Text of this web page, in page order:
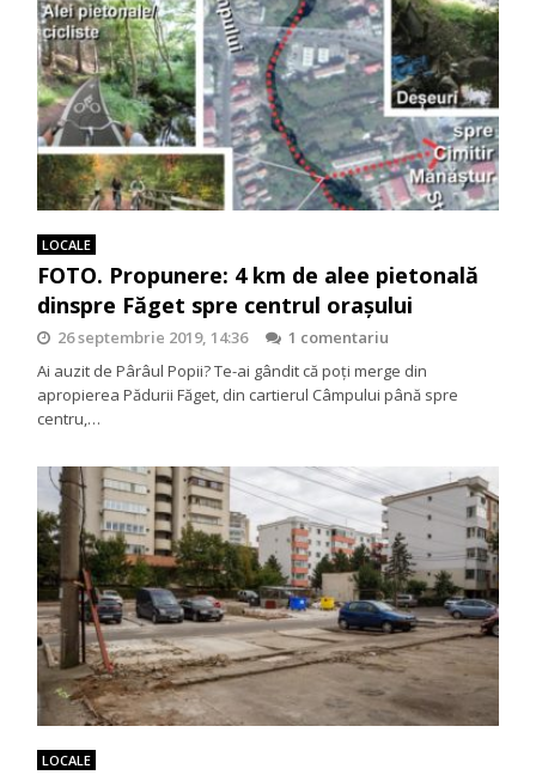
LOCALE
FOTO. Propunere: 4 km de alee pietonală
dinspre Făget spre centrul orașului
26 septembrie 2019, 14:36
1 comentariu
Ai auzit de Pârâul Popii? Te-ai gândit că poți merge din
apropierea Pădurii Făget, din cartierul Câmpului până spre
centru,…
LOCALE